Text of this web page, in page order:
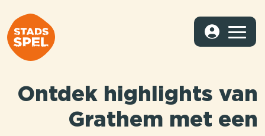
Ontdek highlights van
Grathem met een